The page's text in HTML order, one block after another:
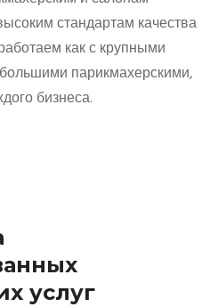
стандартам качества
как с крупными
парикмахерскими,
бизнеса.
услуг